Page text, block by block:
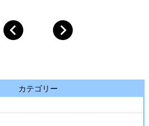
カテゴリー